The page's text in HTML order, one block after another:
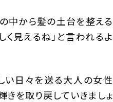
中から髪の土台を整える
く見えるね」と言われるよ
い日々を送る大人の女性
きを取り戻していきましょ